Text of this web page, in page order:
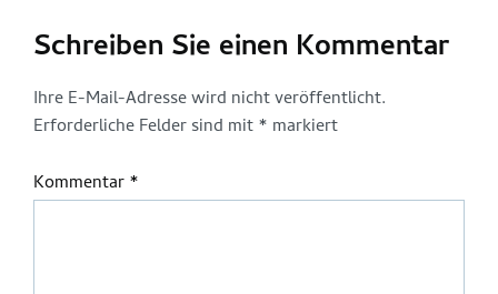
Schreiben Sie einen Kommentar
Ihre E-Mail-Adresse wird nicht veröffentlicht.
Erforderliche Felder sind mit* markiert
Kommentar*